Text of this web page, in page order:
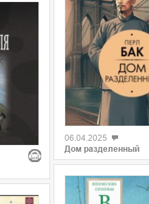
06.04.2025
Дом разделенный